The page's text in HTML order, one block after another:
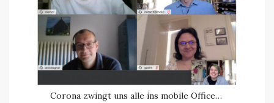
Corona zwingt uns alle ins mobile Office…